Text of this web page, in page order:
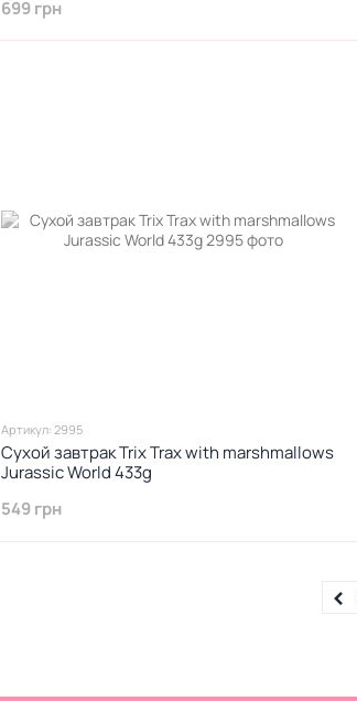
699 грн
Артикул: 2995
Сухой завтрак Trix Trax with marshmallows
Jurassic World 433g
549 грн